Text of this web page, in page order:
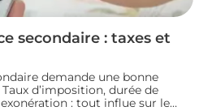
secondaire : taxes et
demande une bonne
d’imposition, durée de
: tout influe sur le